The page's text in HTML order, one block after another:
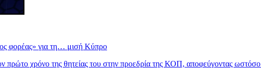
φορέας» για τη… μισή Κύπρο
χρόνο της θητείας του στην προεδρία της ΚΟΠ, αποφεύγοντας ωστόσο